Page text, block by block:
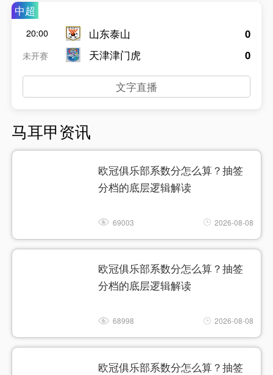
中超
20:00
未开赛
山东泰山
天津津门虎
0
0
文字直播
马耳甲资讯
欧冠俱乐部系数分怎么算？抽签
分档的底层逻辑解读
69003 2026-08-08
欧冠俱乐部系数分怎么算？抽签
分档的底层逻辑解读
68998 2026-08-08
欧冠俱乐部系数分怎么算？抽签